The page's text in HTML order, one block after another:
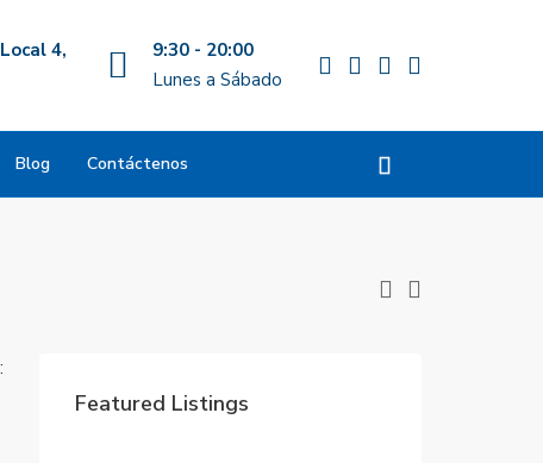
4,
9:30 - 20:00
Lunes a Sábado
Blog Contáctenos
Featured Listings